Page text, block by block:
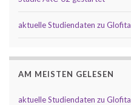
aktuelle Studiendaten zu
AM MEISTEN GELESEN
aktuelle Studiendaten zu